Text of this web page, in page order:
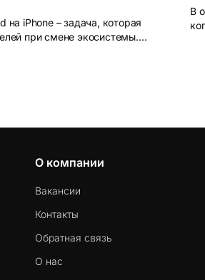
на iPhone – задача, которая
при смене экосистемы.
В
О компании
Вакансии
Контакты
Обратная связь
О нас